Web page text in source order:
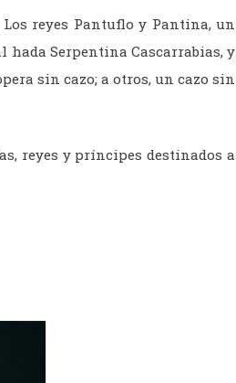
reyes Pantuflo y Pantina, un
Serpentina Cascarrabias, y
sin cazo; a otros, un cazo sin
reyes y príncipes destinados a